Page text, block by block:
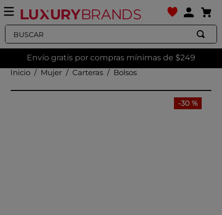
Buscar
Envío gratis por compras mínimas de $249
Mujer
Carteras Bolsos
-30 %